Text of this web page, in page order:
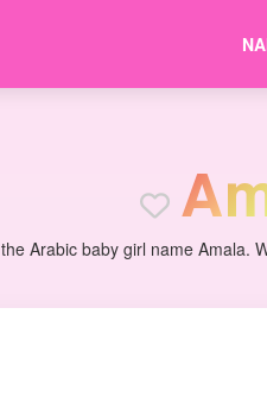
A
Arabic baby girl name Amala.